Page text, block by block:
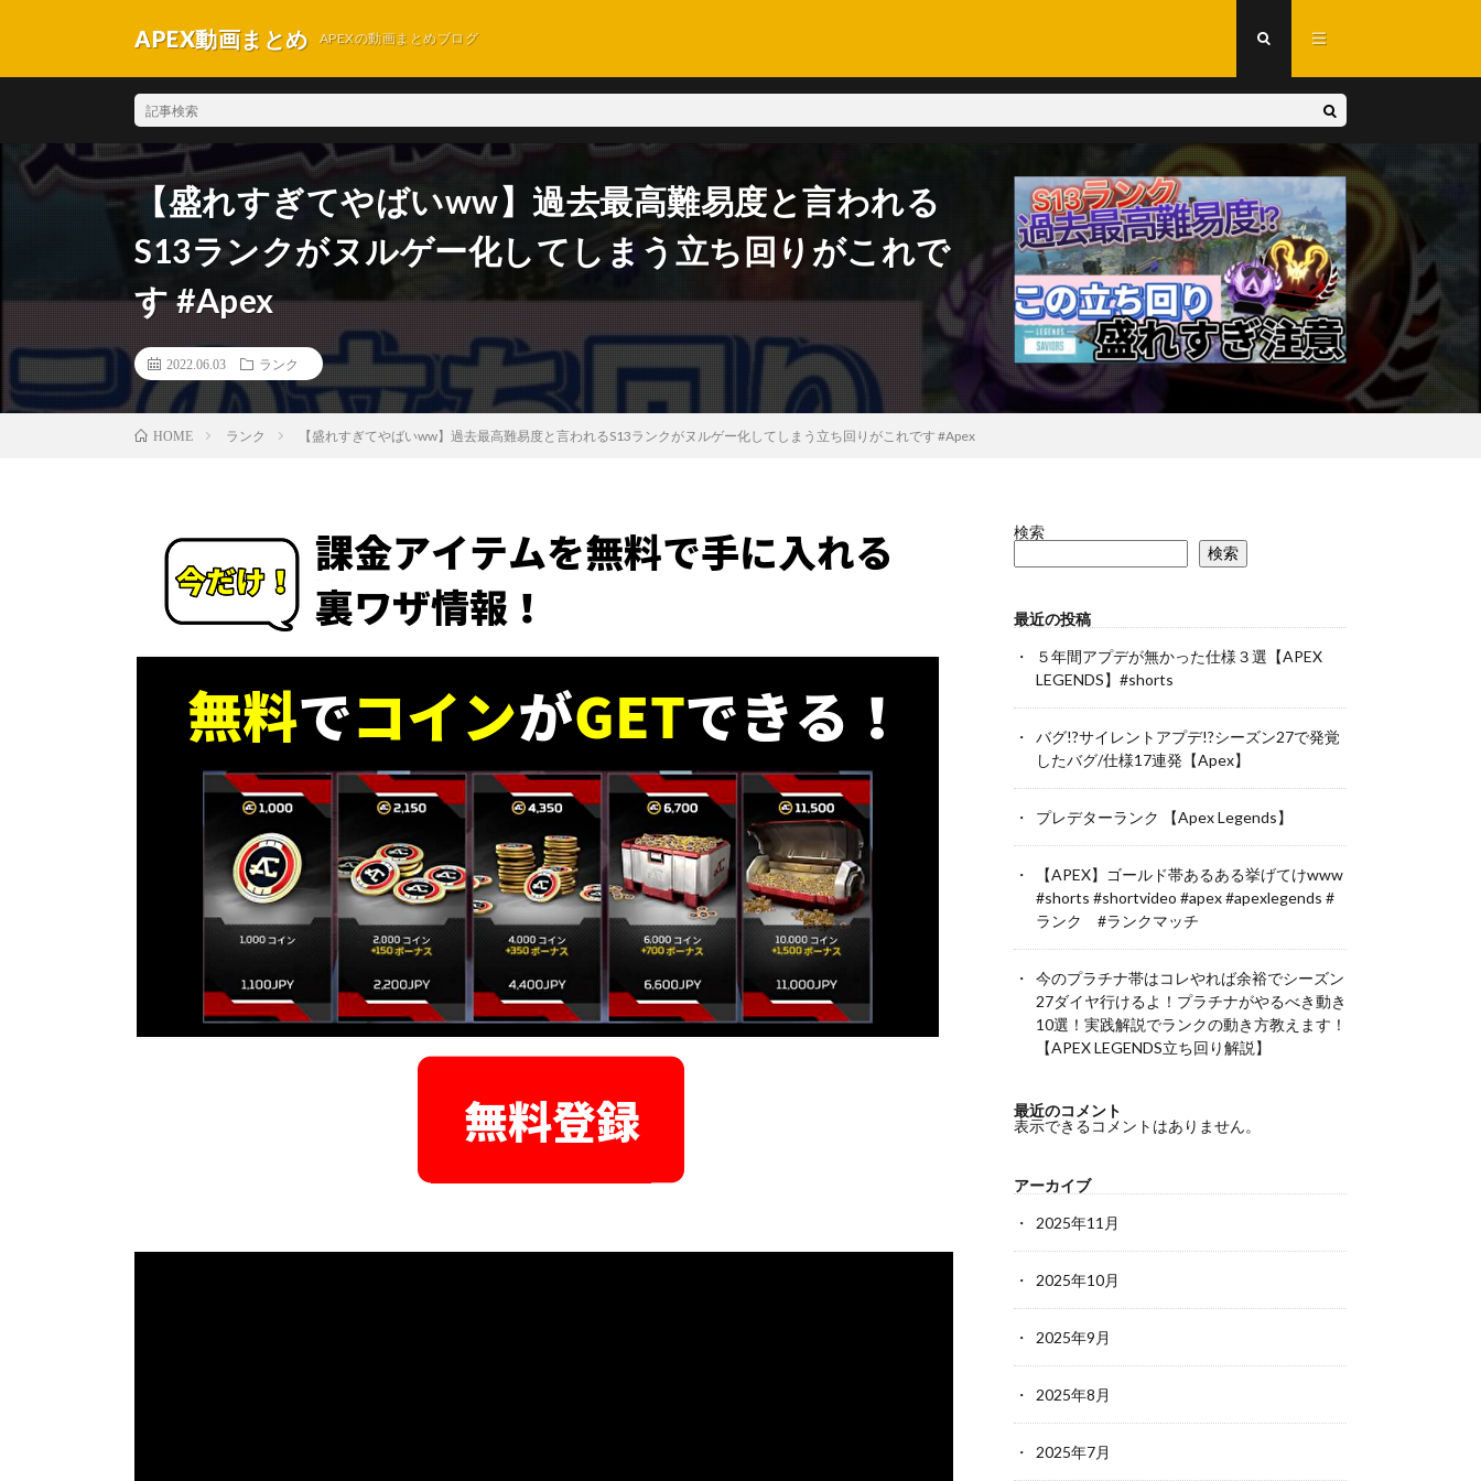
APEX動画まとめ APEXの動画まとめブログ
【盛れすぎてやばいww】過去最高難易度と言われる
S13ランクがヌルゲー化してしまう立ち回りがこれで
す #Apex
2022.06.03 ランク
HOME ランク 【盛れすぎてやばいww】過去最高難易度と言われるS13ランクがヌルゲー化してしまう立ち回りがこれです #Apex
検索
検索
最近の投稿
５年間アプデが無かった仕様３選【APEX
LEGENDS】#shorts
バグ!?サイレントアプデ!?シーズン27で発覚
したバグ/仕様17連発【Apex】
プレデターランク 【Apex Legends】
【APEX】ゴールド帯あるある挙げてけwww
#shorts #shortvideo #apex #apexlegends #
ランク #ランクマッチ
今のプラチナ帯はコレやれば余裕でシーズン
27ダイヤ行けるよ！プラチナがやるべき動き
10選！実践解説でランクの動き方教えます！
【APEX LEGENDS立ち回り解説】
最近のコメント
表示できるコメントはありません。
アーカイブ
2025年11月
2025年10月
2025年9月
2025年8月
2025年7月